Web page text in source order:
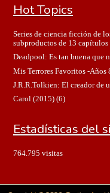
Hot Topics
Series de ciencia ficción de
subproductos de 13 capítulos
Deadpool: Es tan buena que
Mis Terrores Favoritos -Años
J.R.R.Tolkien: El creador de
Carol (2015)(6)
Estadísticas del
764.795 visitas